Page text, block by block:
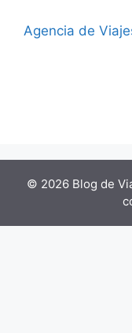
Agencia de
© 2026 Blog de